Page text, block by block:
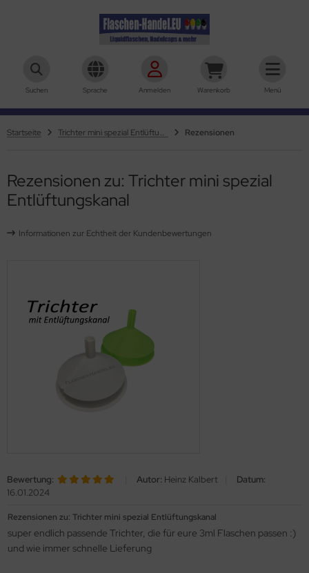
Suchen Sprache Anmelden Warenkorb Menü
Startseite Trichter mini spezial Entlüftungskanal Rezensionen
Rezensionen zu: Trichter mini spezial
Entlüftungskanal
Informationen zur Echtheit der Kundenbewertungen
Bewertung: Autor: Heinz Kalbert
Datum:
16.01.2024
Rezensionen zu: Trichter mini spezial Entlüftungskanal
super endlich passende Trichter, die für eure 3ml Flaschen passen :)
und wie immer schnelle Lieferung